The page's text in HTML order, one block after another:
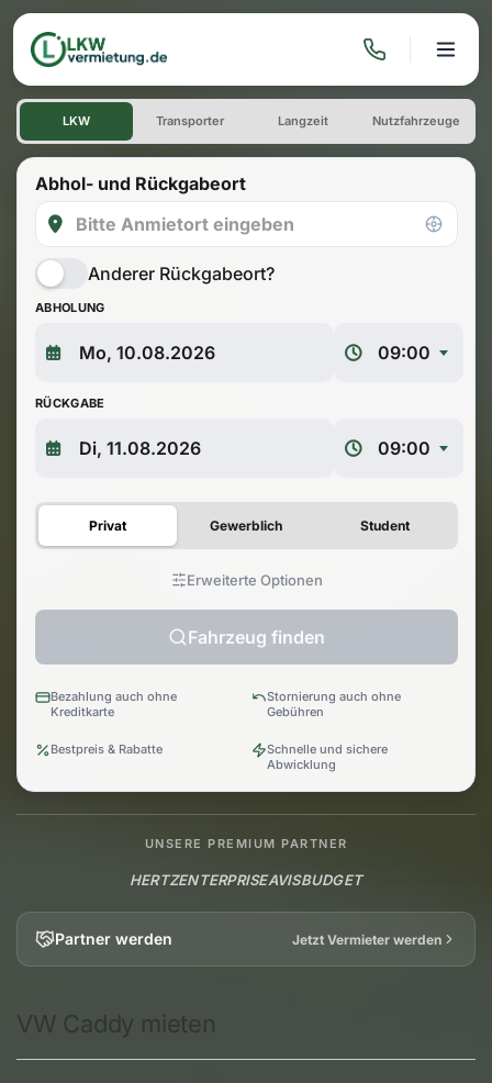
LKW, Transporter &
LKW Transporter Langzeit Nutzfahrzeuge
Abhol- und Rückgabeort
Anderer Rückgabeort?
ABHOLUNG
09:00
RÜCKGABE
09:00
Privat Gewerblich Student
Erweiterte Optionen
Fahrzeug finden
Bezahlung auch ohne
Kreditkarte
Stornierung auch ohne
Gebühren
Bestpreis & Rabatte
Schnelle und sichere
Abwicklung
UNSERE PREMIUM PARTNER
HERTZENTERPRISEAVISBUDGET
Partner werden Jetzt Vermieter werden
VW Caddy mieten